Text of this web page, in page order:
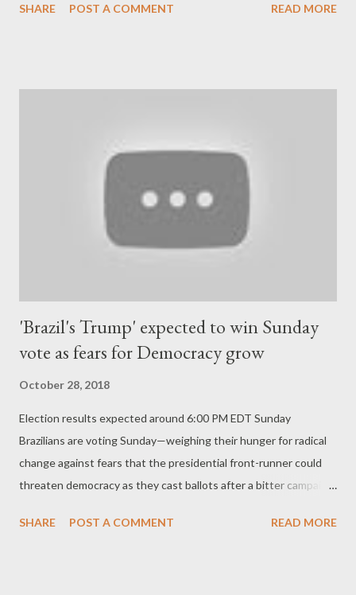
interests and the business press could hardly contain their glee
Corporation (CBC) gushed that his win over Workers' Party
candidate Fernando Haddad " could mean fresh opportunities
for Canadian companies looking to invest in the resource-rich
country " thanks to his strong commitment to " open markets. "
SHARE POST A COMMENT READ MORE
'Brazil's Trump' expected to win Sunday
vote as fears for Democracy grow
October 28, 2018
Election results expected around 6:00 PM EDT Sunday
Brazilians are voting Sunday—weighing their hunger for radical
change against fears that the presidential front-runner could
threaten democracy as they cast ballots after a bitter campaign
Jair Bolsonaro—often called "Brazil's Trump"—has won over
SHARE POST A COMMENT READ MORE